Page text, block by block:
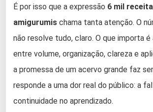
É por isso que a expressão 6 mil
amigurumis chama tanta atenção. O
não resolve tudo, claro. O que importa é
entre volume, organização, clareza e
a promessa de um acervo grande faz
responde a uma dor real do público: a
continuidade no aprendizado.